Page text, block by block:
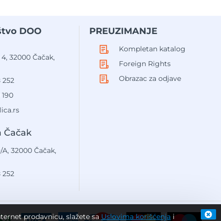
prodavnicu, slažete sa Uslovima korišćenja i
DOO
32000 Čačak,
252
190
Čačak
A, 32000 Čačak,
252
PREUZIMANJE
Kompletan katalog
Foreign Rights
Obrazac za odjave